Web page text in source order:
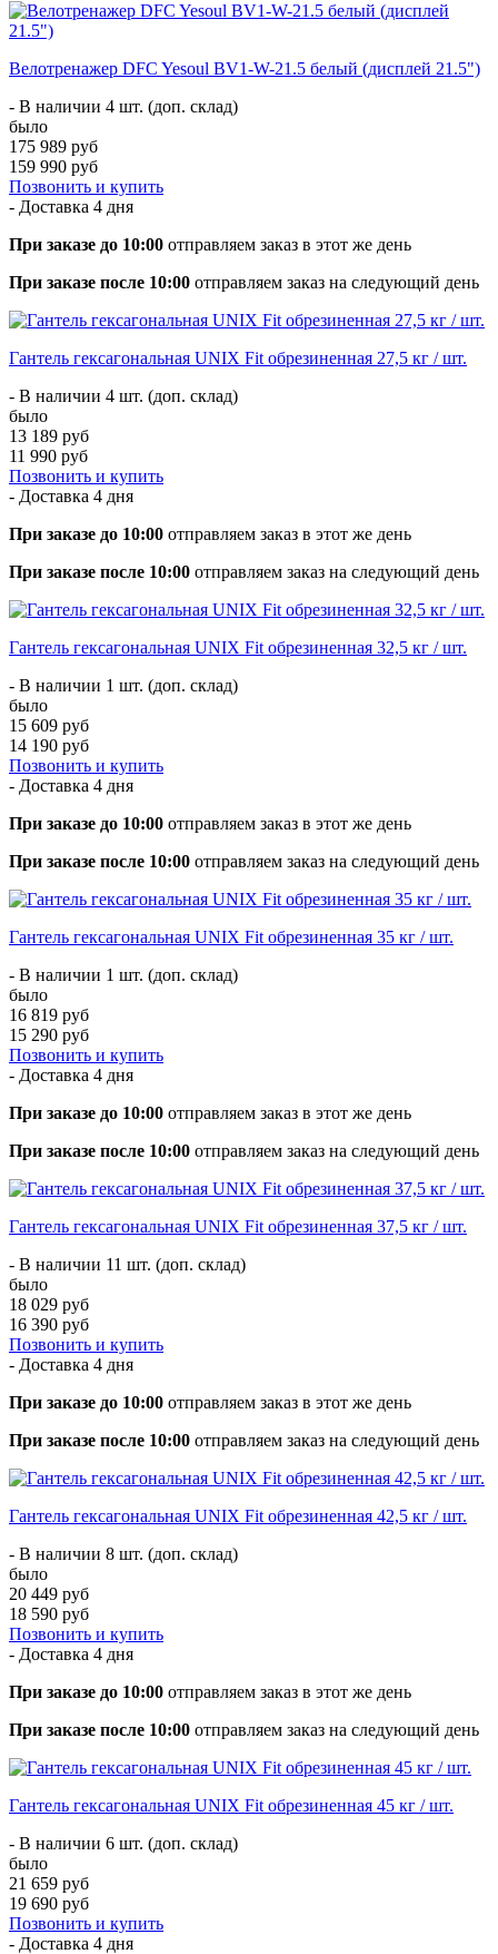
Велотренажер DFC Yesoul BV1-W-21.5 белый (дисплей 21.5")
- В наличии 4 шт. (доп. склад)
было
175 989 руб
159 990 руб
Позвонить и купить
- Доставка 4 дня
При заказе до 10:00 отправляем заказ в этот же день
При заказе после 10:00 отправляем заказ на следующий день
Гантель гексагональная UNIX Fit обрезиненная 27,5 кг / шт.
- В наличии 4 шт. (доп. склад)
было
13 189 руб
11 990 руб
Позвонить и купить
- Доставка 4 дня
При заказе до 10:00 отправляем заказ в этот же день
При заказе после 10:00 отправляем заказ на следующий день
Гантель гексагональная UNIX Fit обрезиненная 32,5 кг / шт.
- В наличии 1 шт. (доп. склад)
было
15 609 руб
14 190 руб
Позвонить и купить
- Доставка 4 дня
При заказе до 10:00 отправляем заказ в этот же день
При заказе после 10:00 отправляем заказ на следующий день
Гантель гексагональная UNIX Fit обрезиненная 35 кг / шт.
- В наличии 1 шт. (доп. склад)
было
16 819 руб
15 290 руб
Позвонить и купить
- Доставка 4 дня
При заказе до 10:00 отправляем заказ в этот же день
При заказе после 10:00 отправляем заказ на следующий день
Гантель гексагональная UNIX Fit обрезиненная 37,5 кг / шт.
- В наличии 11 шт. (доп. склад)
было
18 029 руб
16 390 руб
Позвонить и купить
- Доставка 4 дня
При заказе до 10:00 отправляем заказ в этот же день
При заказе после 10:00 отправляем заказ на следующий день
Гантель гексагональная UNIX Fit обрезиненная 42,5 кг / шт.
- В наличии 8 шт. (доп. склад)
было
20 449 руб
18 590 руб
Позвонить и купить
- Доставка 4 дня
При заказе до 10:00 отправляем заказ в этот же день
При заказе после 10:00 отправляем заказ на следующий день
Гантель гексагональная UNIX Fit обрезиненная 45 кг / шт.
- В наличии 6 шт. (доп. склад)
было
21 659 руб
19 690 руб
Позвонить и купить
- Доставка 4 дня